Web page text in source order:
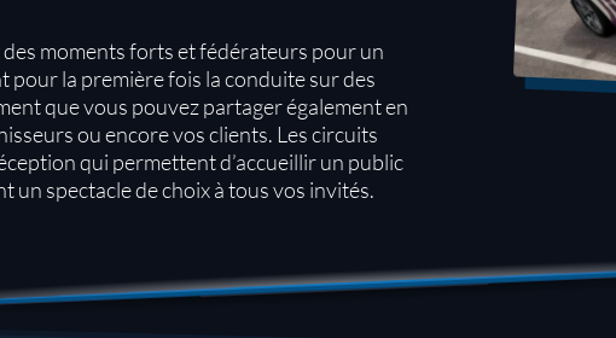
moments forts et fédérateurs pour un
la première fois la conduite sur des
que vous pouvez partager également en
ou encore vos clients. Les circuits
qui permettent d’accueillir un public
un spectacle de choix à tous vos invités.